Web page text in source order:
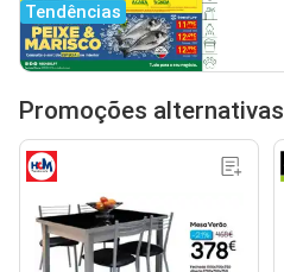
Tendências
Promoções alternativas